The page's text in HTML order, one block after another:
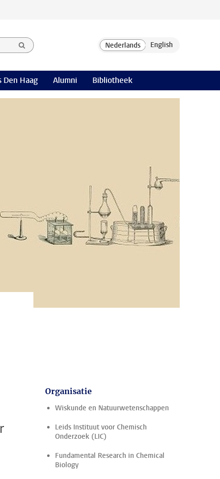
Den Haag Alumni Bibliotheek
Organisatie
Wiskunde en Natuurwetenschappen
Leids Instituut voor Chemisch
Onderzoek (LIC)
Fundamental Research in Chemical
Biology